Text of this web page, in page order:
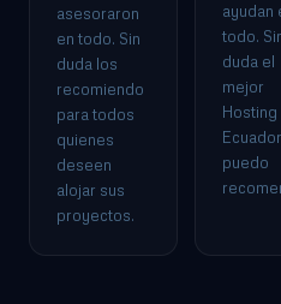
asesoraron
en todo. Sin
duda los
recomiendo
para todos
quienes
deseen
alojar sus
proyectos.
ayudan
todo.
duda el
mejor
Hosting
puedo